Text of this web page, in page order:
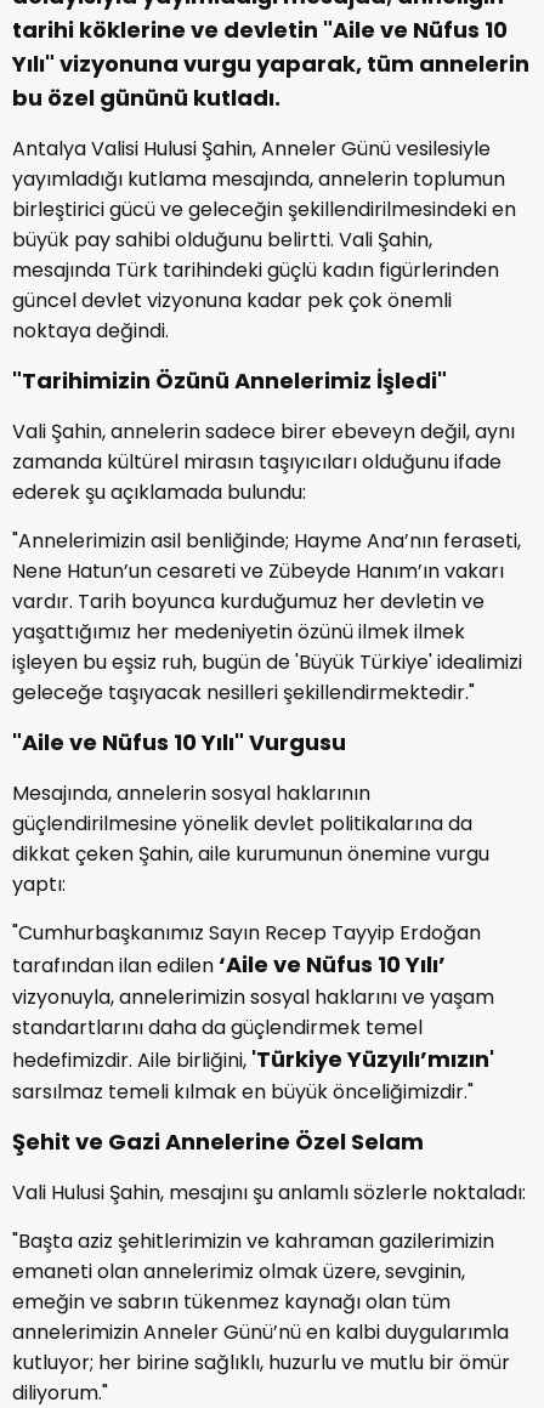
tarihi köklerine ve devletin "Aile ve Nüfus 10
Yılı" vizyonuna vurgu yaparak, tüm annelerin
bu özel gününü kutladı.
Antalya Valisi Hulusi Şahin, Anneler Günü vesilesiyle
yayımladığı kutlama mesajında, annelerin toplumun
birleştirici gücü ve geleceğin şekillendirilmesindeki en
büyük pay sahibi olduğunu belirtti. Vali Şahin,
mesajında Türk tarihindeki güçlü kadın figürlerinden
güncel devlet vizyonuna kadar pek çok önemli
noktaya değindi.
"Tarihimizin Özünü Annelerimiz İşledi"
Vali Şahin, annelerin sadece birer ebeveyn değil, aynı
zamanda kültürel mirasın taşıyıcıları olduğunu ifade
ederek şu açıklamada bulundu:
"Annelerimizin asil benliğinde; Hayme Ana’nın feraseti,
Nene Hatun’un cesareti ve Zübeyde Hanım’ın vakarı
vardır. Tarih boyunca kurduğumuz her devletin ve
yaşattığımız her medeniyetin özünü ilmek ilmek
işleyen bu eşsiz ruh, bugün de 'Büyük Türkiye' idealimizi
geleceğe taşıyacak nesilleri şekillendirmektedir."
"Aile ve Nüfus 10 Yılı" Vurgusu
Mesajında, annelerin sosyal haklarının
güçlendirilmesine yönelik devlet politikalarına da
dikkat çeken Şahin, aile kurumunun önemine vurgu
yaptı:
"Cumhurbaşkanımız Sayın Recep Tayyip Erdoğan
tarafından ilan edilen‘Aile ve Nüfus 10 Yılı’
vizyonuyla, annelerimizin sosyal haklarını ve yaşam
standartlarını daha da güçlendirmek temel
hedefimizdir. Aile birliğini, 'Türkiye Yüzyılı’mızın'
sarsılmaz temeli kılmak en büyük önceliğimizdir."
Şehit ve Gazi Annelerine Özel Selam
Vali Hulusi Şahin, mesajını şu anlamlı sözlerle noktaladı:
"Başta aziz şehitlerimizin ve kahraman gazilerimizin
emaneti olan annelerimiz olmak üzere, sevginin,
emeğin ve sabrın tükenmez kaynağı olan tüm
annelerimizin Anneler Günü’nü en kalbi duygularımla
kutluyor; her birine sağlıklı, huzurlu ve mutlu bir ömür
diliyorum."